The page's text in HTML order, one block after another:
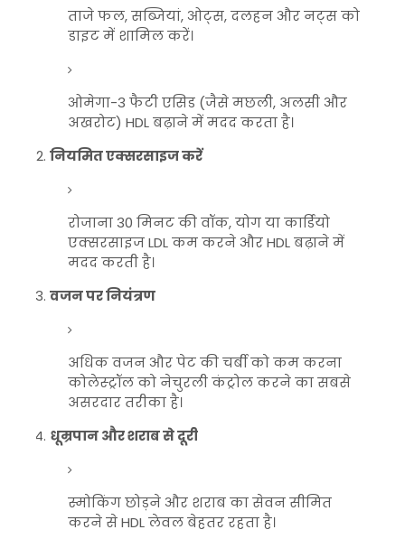
ताजे फल, सब्जियां, ओट्स, दलहन और नट्स को
डाइट में शामिल करें।
ओमेगा-3 फैटी एसिड (जैसे मछली, अलसी और
अखरोट) HDL बढ़ाने में मदद करता है।
नियमित एक्सरसाइज करें
रोजाना 30 मिनट की वॉक, योग या कार्डियो
एक्सरसाइज LDL कम करने और HDL बढ़ाने में
मदद करती है।
वजन पर नियंत्रण
अधिक वजन और पेट की चर्बी को कम करना
कोलेस्ट्रॉल को नेचुरली कंट्रोल करने का सबसे
असरदार तरीका है।
धूम्रपान और शराब से दूरी
स्मोकिंग छोड़ने और शराब का सेवन सीमित
करने से HDL लेवल बेहतर रहता है।